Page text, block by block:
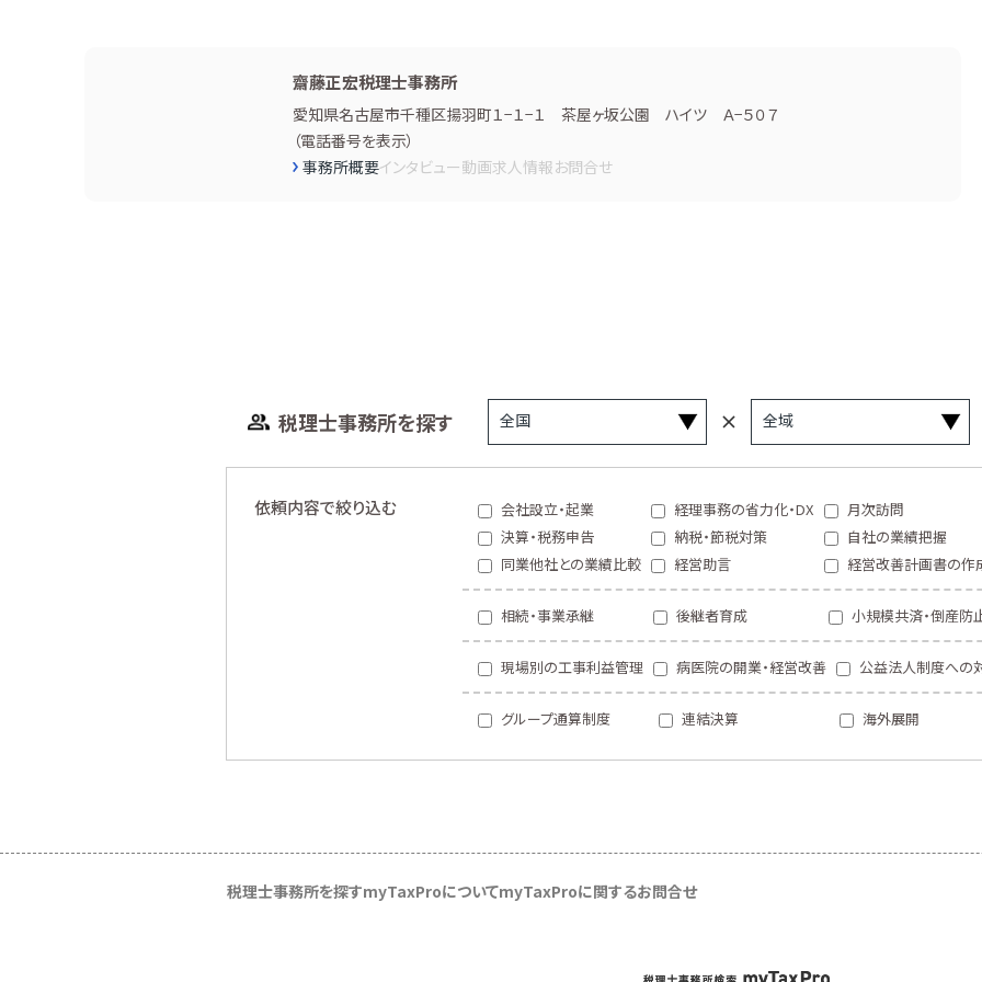
齋藤正宏税理士事務所
愛知県名古屋市千種区揚羽町１−１−１ 茶屋ヶ坂公園 ハイツ Ａ−５０７
（電話番号を表示）
事務所概要インタビュー動画求人情報お問合せ
税理士事務所を探す
依頼内容で絞り込む 会社設立・起業 経理事務の省力化・DX
月次訪問
決算・税務申告
納税・節税対策
自社の業績把握
同業他社との業績比較
経営助言 経営改善計画書の作
相続・事業承継 後継者育成 小規模共済・倒産防
現場別の工事利益管理 病医院の開業・経営改善 公益法人制度への
グループ通算制度 連結決算 海外展開
税理士事務所を探すmyTaxProについてmyTaxProに関するお問合せ